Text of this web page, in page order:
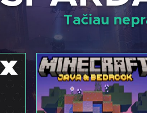
Tačiau